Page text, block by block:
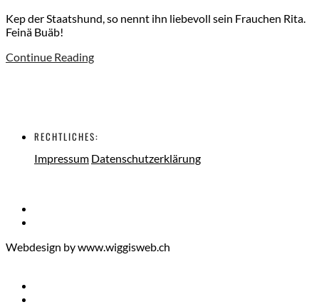
Kep der Staatshund, so nennt ihn liebevoll sein Frauchen Rita.
Feinä Buäb!
Continue Reading
RECHTLICHES:
Impressum Datenschutzerklärung
Webdesign by www.wiggisweb.ch